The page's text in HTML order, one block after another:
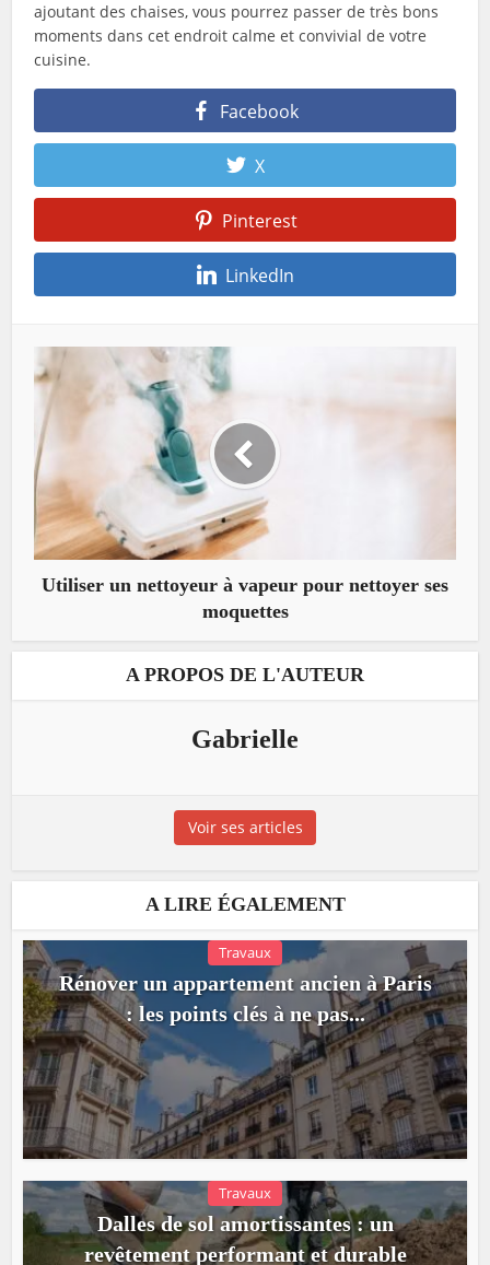
ajoutant des chaises, vous pourrez passer de très bons
moments dans cet endroit calme et convivial de votre
cuisine.
Facebook
X
Pinterest
LinkedIn
Utiliser un nettoyeur à vapeur pour nettoyer ses
moquettes
A PROPOS DE L'AUTEUR
Gabrielle
Voir ses articles
A LIRE ÉGALEMENT
Travaux
Rénover un appartement ancien à Paris
: les points clés à ne pas...
Travaux
Dalles de sol amortissantes : un
revêtement performant et durable